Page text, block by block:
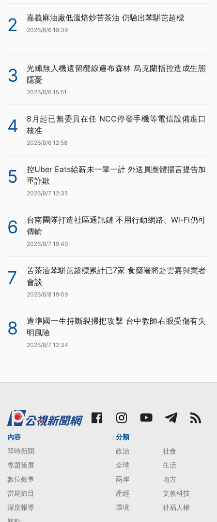
2 嘉義麻油廠低溫焙炒苦茶油 仍驗出苯駢芘超標
2026/8/6 19:39
3
光纖無人機遺留纜線遍布森林 烏克蘭指控造成生態
隱憂
2026/8/6 15:51
4
8月起已無委員在任 NCC停發手機等電信設備進口
核准
2026/8/6 12:58
5
控Uber Eats給薪未一單一計 外送員團體揚言提告加
重詐欺
2026/8/7 12:35
6
台南團隊打造社區通訊鏈 不用行動網路、Wi-Fi仍可
傳輸
2026/8/7 19:40
7
苦茶油苯駢芘超標累計已7家 食藥署將赴雲嘉與業者
會談
2026/8/8 19:09
8
遭準國一生持斷裂掃把攻擊 台中教師右眼受傷有失
明風險
2026/8/7 12:34
內容
即時新聞
專題策展
數位敘事
當期節目
深度報導
分類
政治
社會
全球
生活
兩岸
地方
產經
文教科技
環境
社福人權